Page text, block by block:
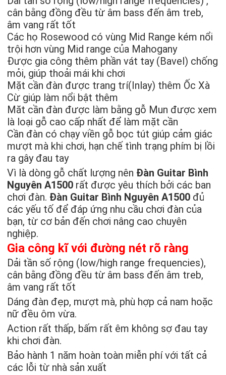
cân bằng đồng đều từ âm bass đến âm treb,
âm vang rất tốt
Các họ Rosewood có vùng Mid Range kém nổi
trội hơn vùng Mid range của Mahogany
Được gia công thêm phần vát tay (Bavel) chống
mỏi, giúp thoải mái khi chơi
Mặt cần đàn được trang trí(Inlay) thêm Ốc Xà
Cừ giúp làm nổi bật thêm
Măt cần đàn được làm bằng gỗ Mun được xem
là loại gỗ cao cấp nhất để làm mặt cần
Cần đàn có chạy viền gỗ bọc tút giúp cảm giác
mượt mà khi chơi, hạn chế tình trạng phím bị lồi
ra gây đau tay
Vì là dòng gỗ chất lượng nên Đàn Guitar Bình
Nguyên A1500 rất được yêu thích bởi các ban
chơi đàn. Đàn Guitar Bình Nguyên A1500 đủ
các yếu tố để đáp ứng nhu cầu chơi đàn của
bạn, từ cơ bản đến chơi nâng cao chuyên
nghiệp.
Gia công kĩ với đường nét rõ ràng
Dải tần số rộng (low/high range frequencies),
cân bằng đồng đều từ âm bass đến âm treb,
âm vang rất tốt
Dáng đàn đẹp, mượt mà, phù hợp cả nam hoặc
nữ đều ôm vừa.
Action rất thấp, bấm rất êm không sợ đau tay
khi chơi đàn.
Bảo hành 1 năm hoàn toàn miễn phí với tất cả
các lỗi từ nhà sản xuất